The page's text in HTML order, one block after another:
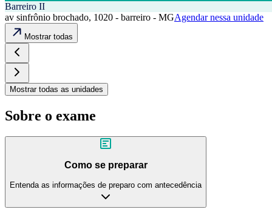
Barreiro II
av sinfrônio brochado, 1020 - barreiro - MGAgendar nessa unidade
Mostrar todas
Mostrar todas as unidades
Sobre o exame
Como se preparar
Entenda as informações de preparo com antecedência